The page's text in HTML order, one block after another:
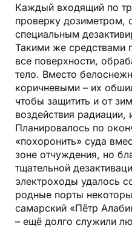
Каждый входящий по
проверку дозиметром,
специальным
Такими же средствами
все поверхности,
тело. Вместо
коричневыми – их
чтобы защитить и от
воздействия радиации,
Планировалось по
«похоронить» суда
зоне отчуждения, но
тщательной
электроходы удалось
родные порты
самарский «Пётр
– ещё долго служили